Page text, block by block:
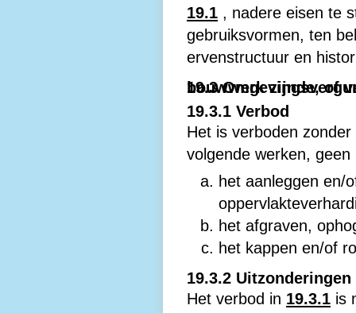
19.1 , nadere eisen te
gebruiksvormen, ten
ervenstructuur en
19.3 Omgevingsvergunning voor het uitvoeren van
19.3.1 Verbod
Het is verboden
volgende werken,
het aanleggen en/
het afgraven,
het kappen en/of
19.3.2
Het verbod in 19.3.1 is